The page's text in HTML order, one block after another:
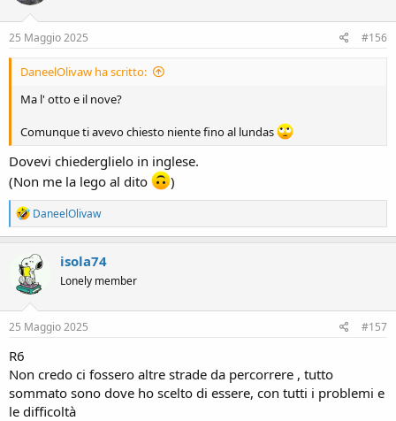
25 Maggio 2025 #156
DaneelOlivaw ha scritto:
Ma l' otto e il nove?
Comunque ti avevo chiesto niente fino al lundas
Dovevi chiederglielo in inglese.
(Non me la lego al dito
)
R
e
a
c
t
i
o
n
s
DaneelOlivaw
isola74
Lonely member
25 Maggio 2025 #157
R6
Non credo ci fossero altre strade da percorrere , tutto
sommato sono dove ho scelto di essere, con tutti i problemi e
le difficoltà